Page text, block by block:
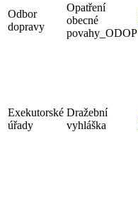
Odbor
dopravy
Opatření
obecné
povahy_ODOP
Exekutorské
úřady
Dražební
vyhláška